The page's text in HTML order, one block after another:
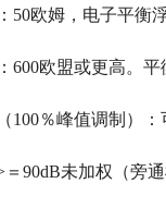
50欧姆，电子平衡浮
600欧盟或更高。平
100％峰值调制）：
＝90dB未加权（旁